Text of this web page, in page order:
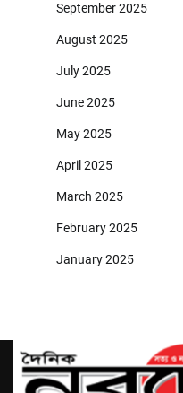
September 2025
August 2025
July 2025
June 2025
May 2025
April 2025
March 2025
February 2025
January 2025